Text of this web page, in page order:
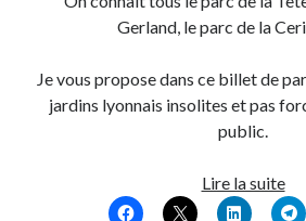
Gerland, le parc de la
Je vous propose dans ce billet de
jardins lyonnais insolites et pas
public.
Lire la suite5